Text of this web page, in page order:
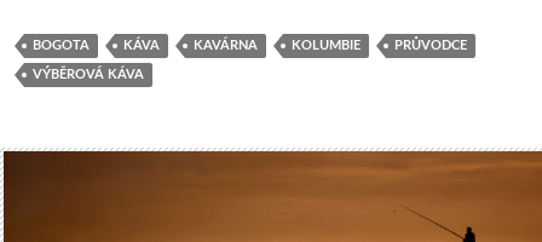
BOGOTA KÁVA KAVÁRNA KOLUMBIE PRŮVODCE
VÝBĚROVÁ KÁVA